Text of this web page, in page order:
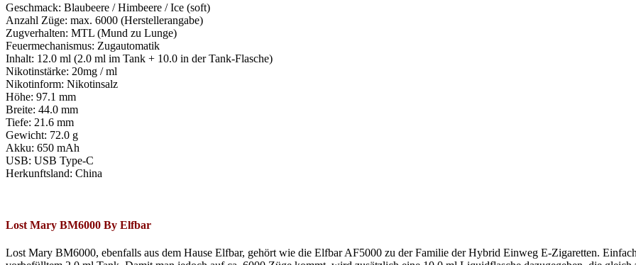
Geschmack: Blaubeere / Himbeere / Ice (soft)
Anzahl Züge: max. 6000 (Herstellerangabe)
Zugverhalten: MTL (Mund zu Lunge)
Feuermechanismus: Zugautomatik
Inhalt: 12.0 ml (2.0 ml im Tank + 10.0 in der Tank-Flasche)
Nikotinstärke: 20mg / ml
Nikotinform: Nikotinsalz
Höhe: 97.1 mm
Breite: 44.0 mm
Tiefe: 21.6 mm
Gewicht: 72.0 g
Akku: 650 mAh
USB: USB Type-C
Herkunftsland: China
Lost Mary BM6000 By Elfbar
Lost Mary BM6000, ebenfalls aus dem Hause Elfbar, gehört wie die Elfbar AF5000 zu der Familie der Hybrid Einweg E-Zigaretten.